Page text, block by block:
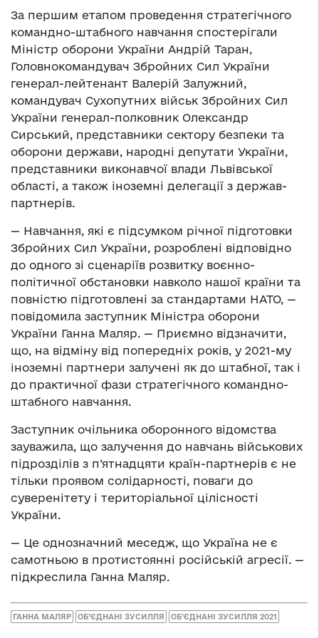
За першим етапом проведення стратегічного
командно-штабного навчання спостерігали
Міністр оборони України Андрій Таран,
Головнокомандувач Збройних Сил України
генерал-лейтенант Валерій Залужний,
командувач Сухопутних військ Збройних Сил
України генерал-полковник Олександр
Сирський, представники сектору безпеки та
оборони держави, народні депутати України,
представники виконавчої влади Львівської
області, а також іноземні делегації з держав-
партнерів.
— Навчання, які є підсумком річної підготовки
Збройних Сил України, розроблені відповідно
до одного зі сценаріїв розвитку воєнно-
політичної обстановки навколо нашої країни та
повністю підготовлені за стандартами НАТО, —
повідомила заступник Міністра оборони
України Ганна Маляр. — Приємно відзначити,
що, на відміну від попередніх років, у 2021-му
іноземні партнери залучені як до штабної, так і
до практичної фази стратегічного командно-
штабного навчання.
Заступник очільника оборонного відомства
зауважила, що залучення до навчань військових
підрозділів з п’ятнадцяти країн-партнерів є не
тільки проявом солідарності, поваги до
суверенітету і територіальної цілісності
України.
— Це однозначний меседж, що Україна не є
самотньою в протистоянні російській агресії. —
підкреслила Ганна Маляр.
ГАННА МАЛЯР ОБ’ЄДНАНІ ЗУСИЛЛЯ ОБ’ЄДНАНІ ЗУСИЛЛЯ 2021